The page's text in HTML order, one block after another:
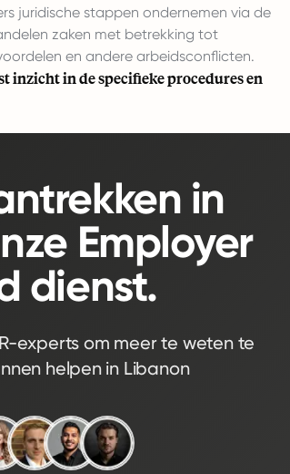
juridische stappen ondernemen via de
zaken met betrekking tot
en andere arbeidsconflicten.
inzicht in de specifieke procedures en
in
Employer
dienst.
experts om meer te weten te
helpen in Libanon